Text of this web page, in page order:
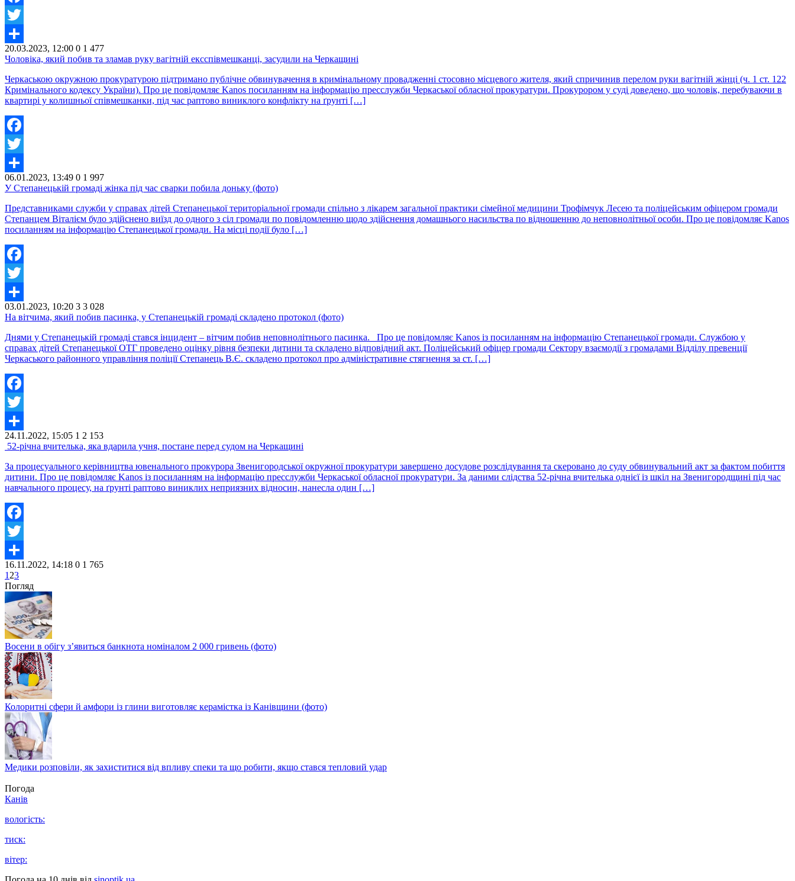
Facebook
Twitter
Share
20.03.2023, 12:00 0 1 477
Чоловіка, який побив та зламав руку вагітній ексспівмешканці, засудили на Черкащині
Черкаською окружною прокуратурою підтримано публічне обвинувачення в кримінальному провадженні стосовно місцевого жителя, який спричинив перелом руки вагітній жінці (ч. 1 ст. 122
Кримінального кодексу України). Про це повідомляє Kanos посиланням на інформацію пресслужби Черкаської обласної прокуратури. Прокурором у суді доведено, що чоловік, перебуваючи в
квартирі у колишньої співмешканки, під час раптово виниклого конфлікту на ґрунті […]
Facebook
Twitter
Share
06.01.2023, 13:49 0 1 997
У Степанецькій громаді жінка під час сварки побила доньку (фото)
Представниками служби у справах дітей Степанецької територіальної громади спільно з лікарем загальної практики сімейної медицини Трофімчук Лесею та поліцейським офіцером громади
Степанцем Віталієм було здійснено виїзд до одного з сіл громади по повідомленню щодо здійснення домашнього насильства по відношенню до неповнолітньої особи. Про це повідомляє Kanos
посиланням на інформацію Степанецької громади. На місці події було […]
Facebook
Twitter
Share
03.01.2023, 10:20 3 3 028
На вітчима, який побив пасинка, у Степанецькій громаді складено протокол (фото)
Днями у Степанецькій громаді стався інцидент – вітчим побив неповнолітнього пасинка. Про це повідомляє Kanos із посиланням на інформацію Степанецької громади. Службою у
справах дітей Степанецької ОТГ проведено оцінку рівня безпеки дитини та складено відповідний акт. Поліцейський офіцер громади Сектору взаємодії з громадами Відділу превенції
Черкаського районного управління поліції Степанець В.Є. складено протокол про адміністративне стягнення за ст. […]
Facebook
Twitter
Share
24.11.2022, 15:05 1 2 153
52-річна вчителька, яка вдарила учня, постане перед судом на Черкащині
За процесуального керівництва ювенального прокурора Звенигородської окружної прокуратури завершено досудове розслідування та скеровано до суду обвинувальний акт за фактом побиття
дитини. Про це повідомляє Kanos із посиланням на інформацію пресслужби Черкаської обласної прокуратури. За даними слідства 52-річна вчителька однієї із шкіл на Звенигородщині під час
навчального процесу, на ґрунті раптово виниклих неприязних відносин, нанесла один […]
Facebook
Twitter
Share
16.11.2022, 14:18 0 1 765
1 23
Погляд
Восени в обігу з’явиться банкнота номіналом 2 000 гривень (фото)
Колоритні сфери й амфори із глини виготовляє керамістка із Канівщини (фото)
Медики розповіли, як захиститися від впливу спеки та що робити, якщо стався тепловий удар
Погода
Канів
вологість:
тиск:
вітер: